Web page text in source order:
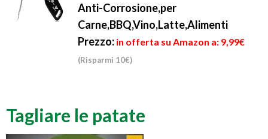
Anti-Corrosione,per
Carne,BBQ,Vino,Latte,Alimenti
Prezzo: in offerta su Amazon a: 9,99€
(Risparmi 10€)
Tagliare le patate